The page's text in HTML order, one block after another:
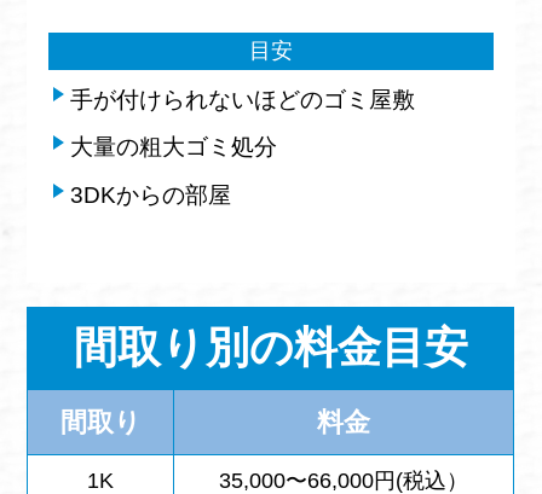
目安
手が付けられないほどのゴミ屋敷
大量の粗大ゴミ処分
3DKからの部屋
間取り別の料金目安
間取り 料金
1K 35,000〜66,000円(税込）